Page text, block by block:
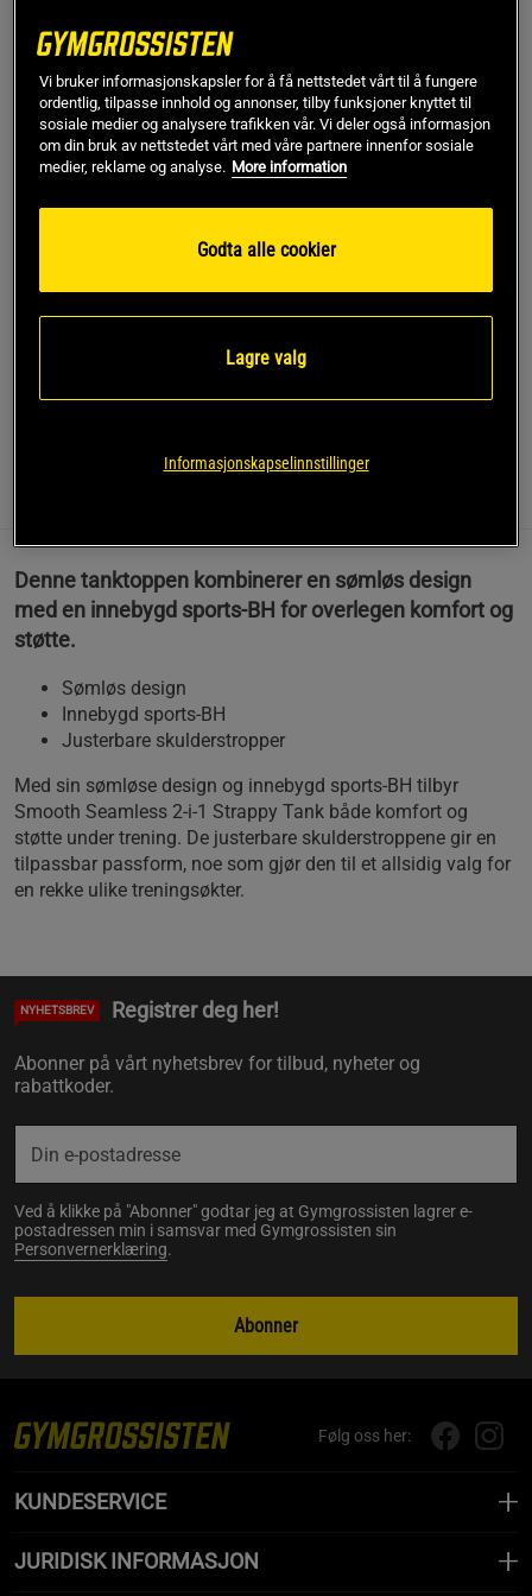
Large
Kjøp
Gratis retur
Opplev både stil og funksjon med Smooth Seamless 2-i-1
Strappy Tank fra ICANIWILL.
Denne tanktoppen kombinerer en sømløs design
med en innebygd sports-BH for overlegen komfort og
støtte.
Sømløs design
Innebygd sports-BH
Justerbare skulderstropper
Med sin sømløse design og innebygd sports-BH tilbyr
Smooth Seamless 2-i-1 Strappy Tank både komfort og
støtte under trening. De justerbare skulderstroppene gir en
tilpassbar passform, noe som gjør den til et allsidig valg for
en rekke ulike treningsøkter.
NYHETSBREV Registrer deg her!
Abonner på vårt nyhetsbrev for tilbud, nyheter og
rabattkoder.
Ved å klikke på "Abonner" godtar jeg at Gymgrossisten lagrer e-
postadressen min i samsvar med Gymgrossisten sin
Personvernerklæring.
Abonner
Følg oss her:
KUNDESERVICE
JURIDISK INFORMASJON
Vi bruker informasjonskapsler for å få nettstedet vårt til å fungere
ordentlig, tilpasse innhold og annonser, tilby funksjoner knyttet til
sosiale medier og analysere trafikken vår. Vi deler også informasjon
om din bruk av nettstedet vårt med våre partnere innenfor sosiale
medier, reklame og analyse. More information
Godta alle cookier
Lagre valg
Informasjonskapselinnstillinger